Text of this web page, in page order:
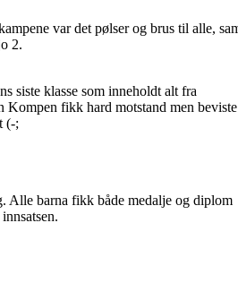
var det pølser og brus til alle,
2.
siste klasse som inneholdt alt fra
Kompen fikk hard motstand men beviste
(-;
Alle barna fikk både medalje og diplom